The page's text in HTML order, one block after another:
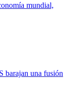
mundial,
barajan una fusión